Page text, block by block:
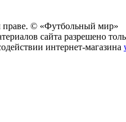
праве. © «Футбольный мир»
сайта разрешено
интернет-магазина